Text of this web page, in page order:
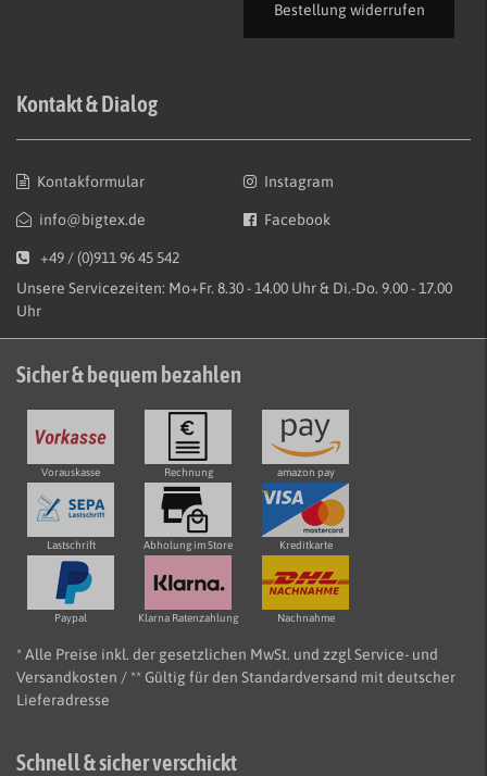
Bestellung widerrufen
Kontakt & Dialog
Kontakformular
info@bigtex.de
Instagram
Facebook
+49 / (0)911 96 45 542
Unsere Servicezeiten: Mo+Fr. 8.30 - 14.00 Uhr & Di.-Do. 9.00 - 17.00
Uhr
Sicher & bequem bezahlen
Vorauskasse Rechnung amazon pay
Lastschrift Abholung im Store Kreditkarte
Paypal Klarna Ratenzahlung Nachnahme
* Alle Preise inkl. der gesetzlichen MwSt. und zzgl Service- und
Versandkosten / ** Gültig für den Standardversand mit deutscher
Lieferadresse
Schnell & sicher verschickt